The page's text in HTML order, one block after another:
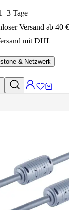
1–3 Tage
Versand ab 40 €
mit DHL
& Netzwerk